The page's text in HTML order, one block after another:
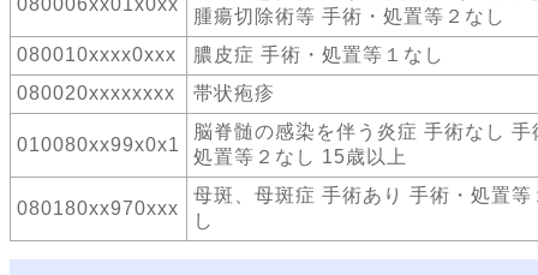
腫瘍切除術等 手術・処置等２なし
080010xxxx0xxx
膿皮症 手術・処置等１なし
080020xxxxxxxx
帯状疱疹
010080xx99x0x1
脳脊髄の感染を伴う炎症 手術なし 手
処置等２なし 15歳以上
080180xx970xxx
母斑、母斑症 手術あり 手術・処置等
し